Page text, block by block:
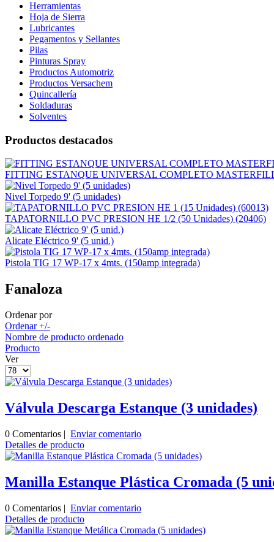
Herramientas
Hoja de Sierra
Lubricantes
Pegamentos y Sellantes
Pilas
Pinturas Spray
Productos Automotriz
Productos Versachem
Quincallería
Soldaduras
Solventes
Productos destacados
FITTING ESTANQUE UNIVERSAL COMPLETO
Nivel Torpedo 9' (5 unidades)
TAPATORNILLO PVC PRESION HE 1/2 (50 Unidades) (20406)
Alicate Eléctrico 9' (5 unid.)
Pistola TIG 17 WP-17 x 4mts. (150amp integrada)
Fanaloza
Ordenar por
Ordenar +/-
Nombre de producto ordenado
Producto
Ver
Válvula Descarga Estanque (3 unidades)
0 Comentarios | Enviar comentario
Detalles de producto
Manilla Estanque Plástica Cromada (5
0 Comentarios | Enviar comentario
Detalles de producto